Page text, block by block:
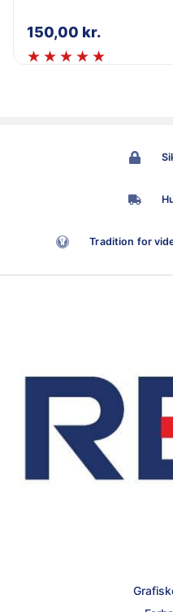
150,00 kr.
Tradition for